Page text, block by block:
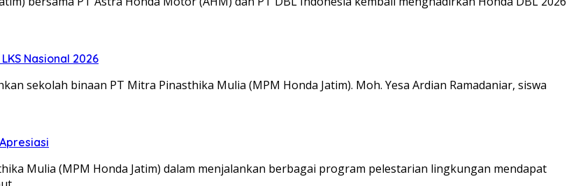
Nasional 2026
sekolah binaan PT Mitra Pinasthika Mulia (MPM Honda Jatim). Moh. Yesa Ardian Ramadaniar, siswa
Mulia (MPM Honda Jatim) dalam menjalankan berbagai program pelestarian lingkungan mendapat